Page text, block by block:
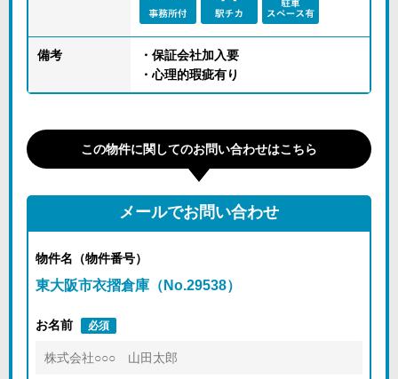
備考
・保証会社加入要
・心理的瑕疵有り
この物件に関してのお問い合わせはこちら
メールでお問い合わせ
物件名（物件番号）
東大阪市衣摺倉庫（No.29538）
お名前 必須